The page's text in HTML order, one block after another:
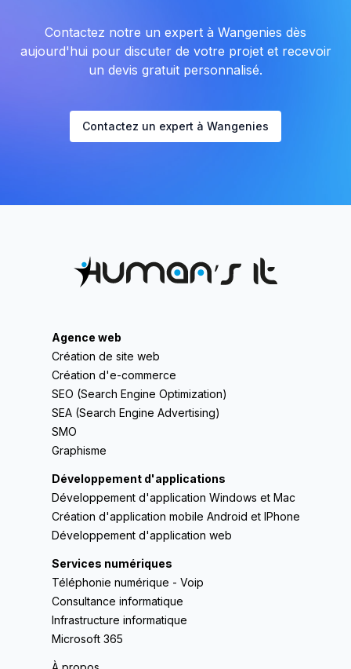
Contactez notre un expert à Wangenies dès
aujourd'hui pour discuter de votre projet et recevoir
un devis gratuit personnalisé.
Contactez un expert à Wangenies
Agence web
Création de site web
Création d'e-commerce
SEO (Search Engine Optimization)
SEA (Search Engine Advertising)
SMO
Graphisme
Développement d'applications
Développement d'application Windows et Mac
Création d'application mobile Android et IPhone
Développement d'application web
Services numériques
Téléphonie numérique - Voip
Consultance informatique
Infrastructure informatique
Microsoft 365